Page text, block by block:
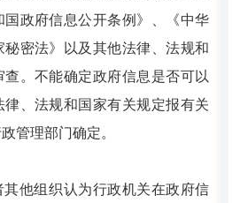
政府信息公开条例》、《中华
秘密法》以及其他法律、法规和
查。不能确定政府信息是否可以
、法规和国家有关规定报有关
管理部门确定。
其他组织认为行政机关在政府信